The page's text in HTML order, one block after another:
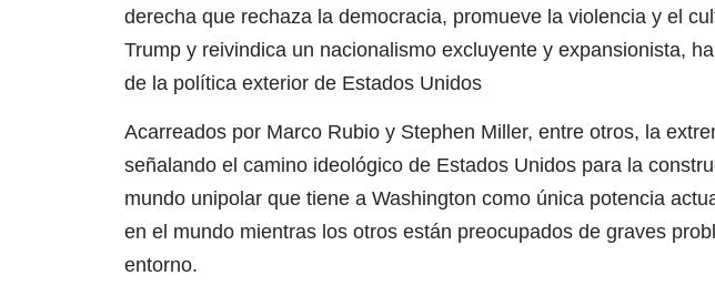
derecha que rechaza la democracia, promueve la violencia y el
Trump y reivindica un nacionalismo excluyente y expansionista,
de la política exterior de Estados Unidos
Acarreados por Marco Rubio y Stephen Miller, entre otros, la
señalando el camino ideológico de Estados Unidos para la
mundo unipolar que tiene a Washington como única potencia
en el mundo mientras los otros están preocupados de graves
entorno.